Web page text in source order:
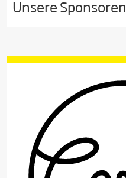
Unsere Sponsoren